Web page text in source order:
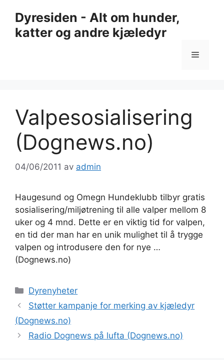
innhold
Dyresiden - Alt om hunder,
katter og andre kjæledyr
Meny
Valpesosialisering
(Dognews.no)
04/06/2011 av admin
Haugesund og Omegn Hundeklubb tilbyr gratis
sosialisering/miljøtrening til alle valper mellom 8
uker og 4 mnd. Dette er en viktig tid for valpen,
en tid der man har en unik mulighet til å trygge
valpen og introdusere den for nye …
(Dognews.no)
Kategorier
Dyrenyheter
Støtter kampanje for merking av kjæledyr
(Dognews.no)
Radio Dognews på lufta (Dognews.no)